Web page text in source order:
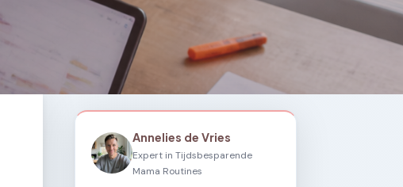
Annelies de Vries
Expert in Tijdsbesparende
Mama Routines